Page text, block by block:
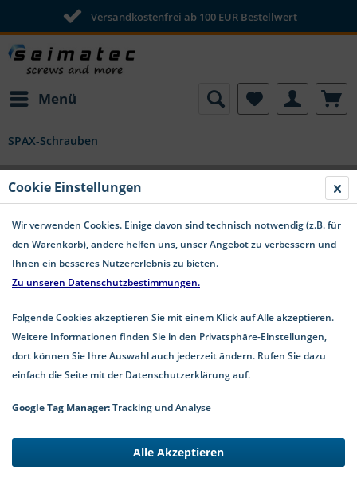
Versandkostenfrei ab 100 EUR Bestellwert
Menü
SPAX-Schrauben
SPAX-T Schrauben mit 4CUT-Spitze und
Tellerkopf Edelstahl A2
zzgl. Versandkosten
3-7 Werktage Lieferzeit
Cookie Einstellungen
Wir verwenden Cookies. Einige davon sind technisch notwendig (z.B. für
den Warenkorb), andere helfen uns, unser Angebot zu verbessern und
Ihnen ein besseres Nutzererlebnis zu bieten.
Zu unseren Datenschutzbestimmungen.
Folgende Cookies akzeptieren Sie mit einem Klick auf Alle akzeptieren.
Weitere Informationen finden Sie in den Privatsphäre-Einstellungen,
dort können Sie Ihre Auswahl auch jederzeit ändern. Rufen Sie dazu
einfach die Seite mit der Datenschutzerklärung auf.
Google Tag Manager:Tracking und Analyse
Alle Akzeptieren